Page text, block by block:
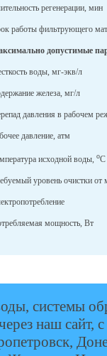
регенерации, мин
работы фильтрующего
допустимые
воды, мг-экв/л
железа, мг/л
давления в рабочем
давление, атм
исходной воды, оС
уровень очистки от
мощность, Вт
системы
наш сайт,